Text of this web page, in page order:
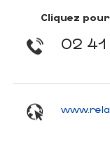
Cliquez
02 41